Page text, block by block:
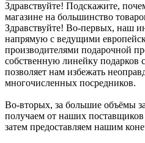
Здравствуйте! Подскажите,
магазине на большинство
Здравствуйте! Во-первых, наш
напрямую с ведущими
производителями подарочной
собственную линейку подарков
позволяет нам избежать
многочисленных посредников.
Во-вторых, за большие объёмы
получаем от наших
затем предоставляем нашим